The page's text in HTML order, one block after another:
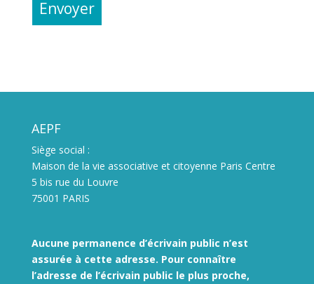
AEPF
Siège social :
Maison de la vie associative et citoyenne Paris Centre
5 bis rue du Louvre
75001 PARIS
Aucune permanence d’écrivain public n’est
assurée à cette adresse. Pour connaître
l’adresse de l’écrivain public le plus proche,